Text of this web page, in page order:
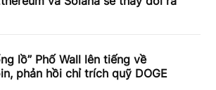
lồ” Phố Wall lên tiếng về
phản hồi chỉ trích quỹ DOGE